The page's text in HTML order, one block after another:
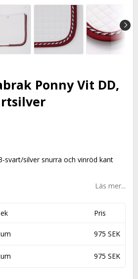
Ponny Vit DD,
svart/silver snurra och vinröd kant
Läs mer...
Pris
975 SEK
975 SEK